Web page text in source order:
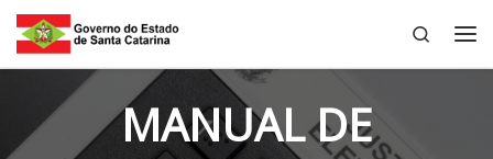
Skip to content
Search
MANUAL DE